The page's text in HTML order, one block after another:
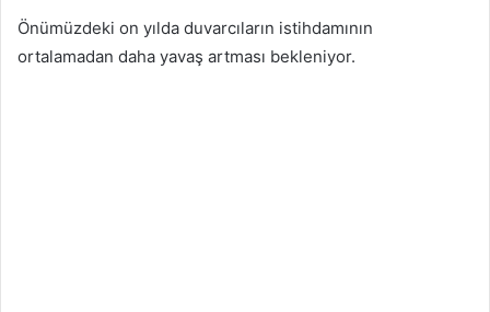
Önümüzdeki on yılda duvarcıların istihdamının
ortalamadan daha yavaş artması bekleniyor.